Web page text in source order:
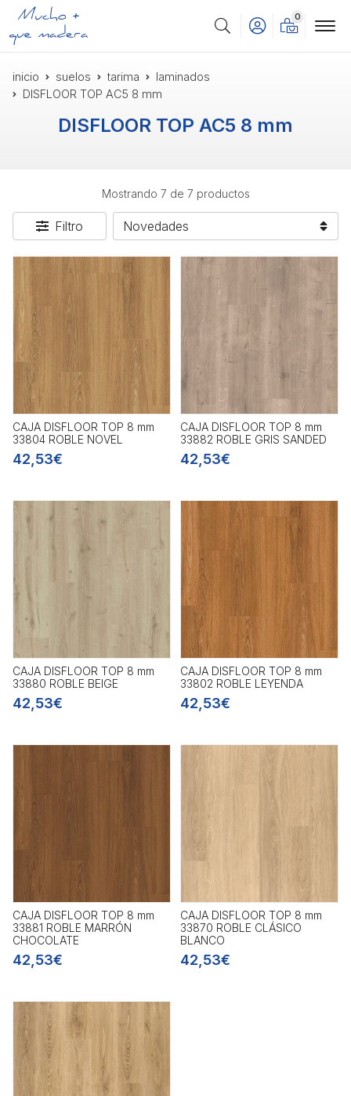
Buscar
0
inicio suelos tarima
laminados
DISFLOOR TOP AC5 8 mm
DISFLOOR TOP AC5 8 mm
Mostrando 7 de 7 productos
Filtro
CAJA DISFLOOR TOP 8 mm
33804 ROBLE NOVEL
42,53€
CAJA DISFLOOR TOP 8 mm
33882 ROBLE GRIS SANDED
42,53€
CAJA DISFLOOR TOP 8 mm
33880 ROBLE BEIGE
42,53€
CAJA DISFLOOR TOP 8 mm
33802 ROBLE LEYENDA
42,53€
CAJA DISFLOOR TOP 8 mm
33881 ROBLE MARRÓN
CHOCOLATE
42,53€
CAJA DISFLOOR TOP 8 mm
33870 ROBLE CLÁSICO
BLANCO
42,53€